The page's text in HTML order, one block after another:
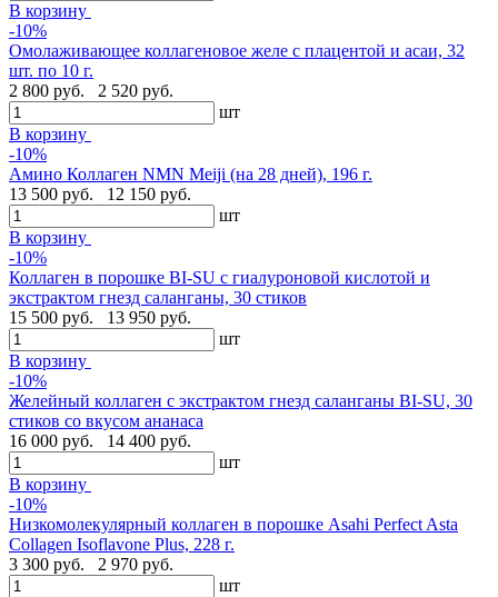
В корзину
-10%
Омолаживающее коллагеновое желе с плацентой и асаи, 32
шт. по 10 г.
2 800 руб.
2 520 руб.
шт
В корзину
-10%
Амино Коллаген NMN Meiji (на 28 дней), 196 г.
13 500 руб.
12 150 руб.
шт
В корзину
-10%
Коллаген в порошке BI-SU с гиалуроновой кислотой и
экстрактом гнезд саланганы, 30 стиков
15 500 руб.
13 950 руб.
шт
В корзину
-10%
Желейный коллаген с экстрактом гнезд саланганы BI-SU, 30
стиков со вкусом ананаса
16 000 руб.
14 400 руб.
шт
В корзину
-10%
Низкомолекулярный коллаген в порошке Asahi Perfect Asta
Collagen Isoflavone Plus, 228 г.
3 300 руб.
2 970 руб.
шт